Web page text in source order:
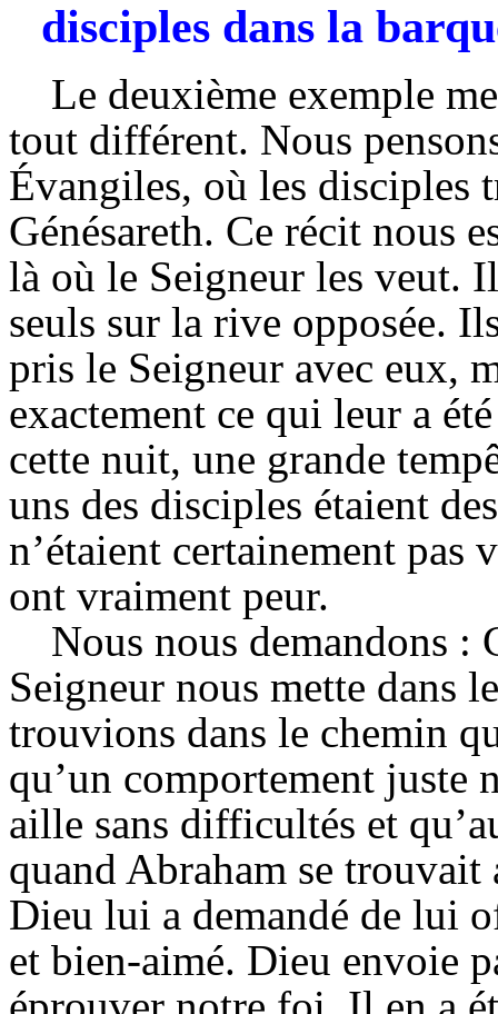
disciples dans la
Le deuxième exemple
tout différent. Nous
Évangiles, où les disciples
Génésareth. Ce récit nous
là où le Seigneur les veut.
seuls sur la rive opposée.
pris le Seigneur avec eux,
exactement ce qui leur a
cette nuit, une grande
uns des disciples étaient
n’étaient certainement
ont vraiment peur.
Nous nous demandons :
Seigneur nous mette dans
trouvions dans le chemin
qu’un comportement juste
aille sans difficultés et
quand Abraham se
Dieu lui a demandé de lui
et bien-aimé. Dieu envoie